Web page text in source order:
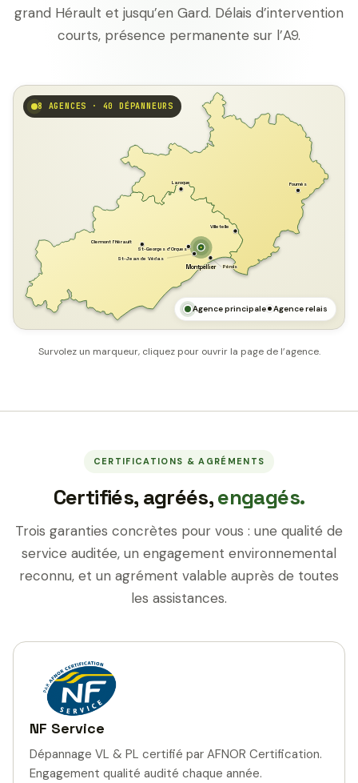
grand Hérault et jusqu’en Gard. Délais d’intervention
courts, présence permanente sur l’A9.
Montpellier Pérols
Laroque Fournès
Villetelle
St-Georges d'Orques
Clermont l'Hérault
St-Jean de Védas
8 AGENCES · 40 DÉPANNEURS
Agence principale Agence relais
Survolez un marqueur, cliquez pour ouvrir la page de l’agence.
CERTIFICATIONS & AGRÉMENTS
Certifiés, agréés,engagés.
Trois garanties concrètes pour vous : une qualité de
service auditée, un engagement environnemental
reconnu, et un agrément valable auprès de toutes
les assistances.
NF Service
Dépannage VL & PL certifié par AFNOR Certification.
Engagement qualité audité chaque année.